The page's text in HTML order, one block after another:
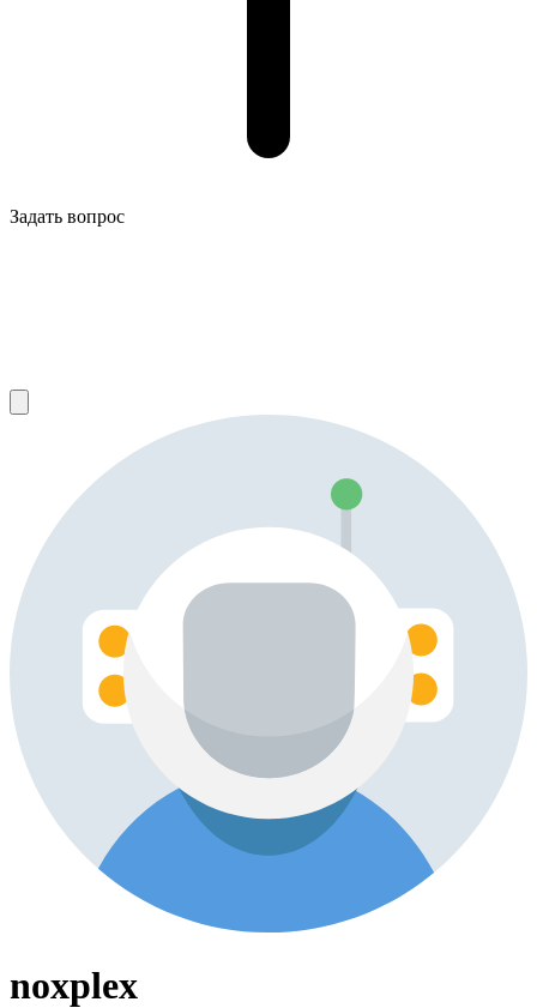
Задать вопрос
noxplex